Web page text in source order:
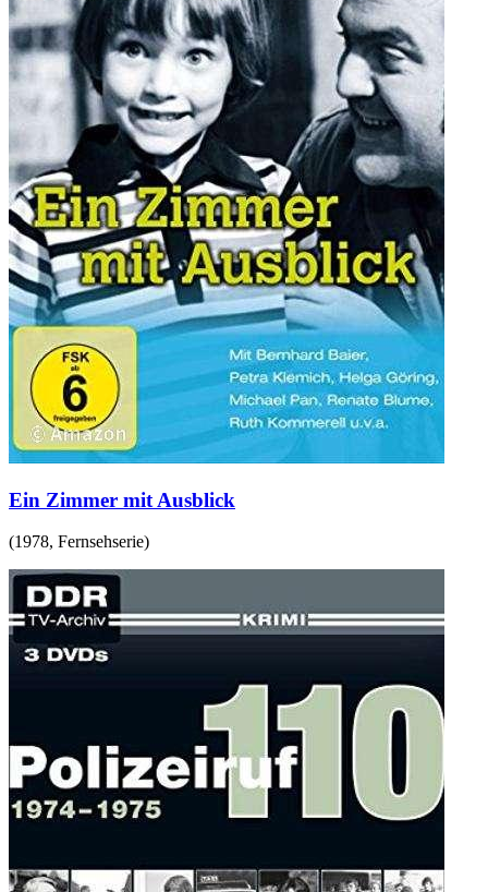
Ein Zimmer mit Ausblick
(1978, Fernsehserie)